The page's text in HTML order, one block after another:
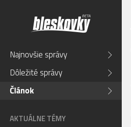
Najnovšie správy
Dôležité správy
Článok
AKTUÁLNE TÉMY